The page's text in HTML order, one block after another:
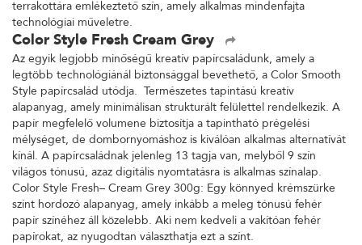
terrakottára emlékeztető szín, amely alkalmas mindenfajta
technológiai műveletre.
Color Style Fresh Cream Grey
Az egyik legjobb minőségű kreatív papírcsaládunk, amely a
legtöbb technológiánál biztonsággal bevethető, a Color Smooth
Style papírcsalád utódja. Természetes tapintású kreatív
alapanyag, amely minimálisan strukturált felülettel rendelkezik. A
papír megfelelő volumene biztosítja a tapintható prégelési
mélységet, de dombornyomáshoz is kiválóan alkalmas alternatívát
kínál. A papírcsaládnak jelenleg 13 tagja van, melyből 9 szín
világos tónusú, azaz digitális nyomtatásra is alkalmas színalap.
Color Style Fresh– Cream Grey 300g: Egy könnyed krémszürke
színt hordozó alapanyag, amely inkább a meleg tónusú fehér
papír színéhez áll közelebb. Aki nem kedveli a vakítóan fehér
papírokat, az nyugodtan választhatja ezt a színt.